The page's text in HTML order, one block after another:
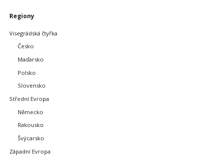
Přeskočit
Regiony
Visegrádská čtyřka
Česko
Maďarsko
Polsko
Slovensko
Střední Evropa
Německo
Rakousko
Švýcarsko
Západní Evropa